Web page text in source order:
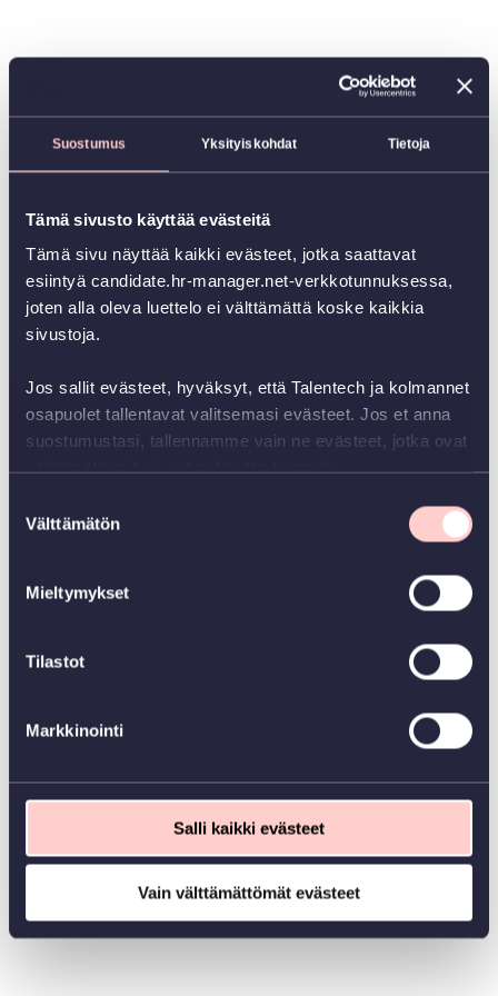
Suostumus Yksityiskohdat Tietoja
Tämä sivusto käyttää evästeitä
Tämä sivu näyttää kaikki evästeet, jotka saattavat
esiintyä candidate.hr-manager.net-verkkotunnuksessa,
joten alla oleva luettelo ei välttämättä koske kaikkia
sivustoja.
Jos sallit evästeet, hyväksyt, että Talentech ja kolmannet
osapuolet tallentavat valitsemasi evästeet. Jos et anna
suostumustasi, tallennamme vain ne evästeet, jotka ovat
painiketta sivun vasemmassa alakulmassa.
valinta
Välttämätön
Mieltymykset
Tilastot
Markkinointi
Salli kaikki evästeet
Vain välttämättömät evästeet